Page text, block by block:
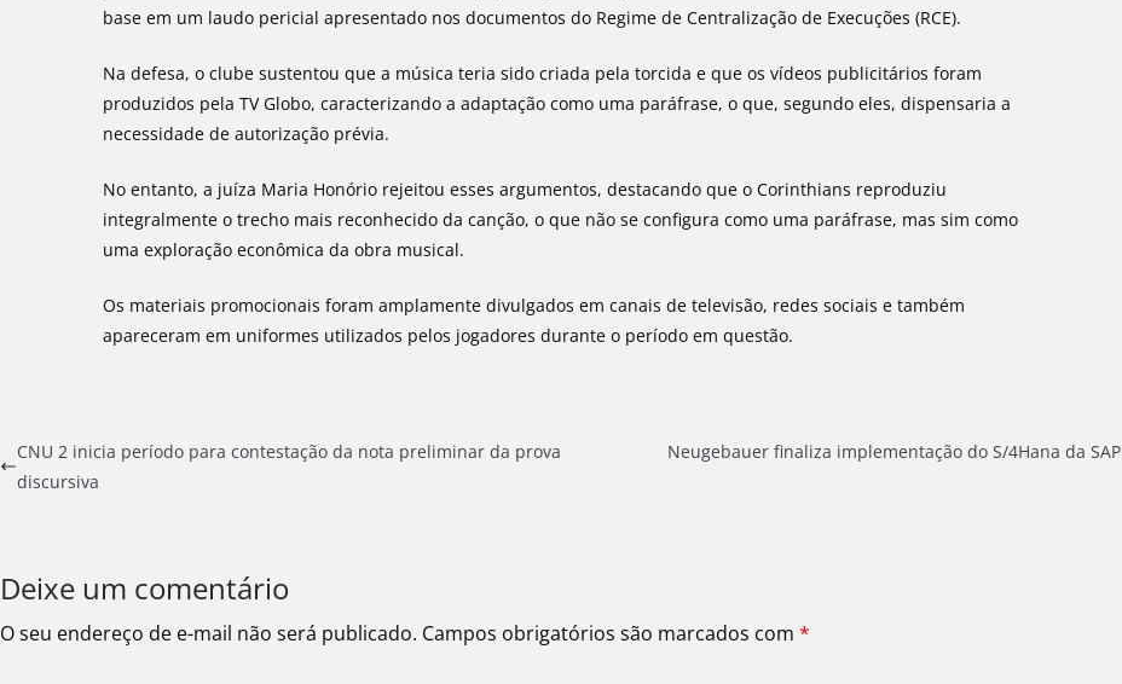
base em um laudo pericial apresentado nos documentos do Regime de Centralização de Execuções (RCE).
Na defesa, o clube sustentou que a música teria sido criada pela torcida e que os vídeos publicitários foram
produzidos pela TV Globo, caracterizando a adaptação como uma paráfrase, o que, segundo eles, dispensaria a
necessidade de autorização prévia.
No entanto, a juíza Maria Honório rejeitou esses argumentos, destacando que o Corinthians reproduziu
integralmente o trecho mais reconhecido da canção, o que não se configura como uma paráfrase, mas sim como
uma exploração econômica da obra musical.
Os materiais promocionais foram amplamente divulgados em canais de televisão, redes sociais e também
apareceram em uniformes utilizados pelos jogadores durante o período em questão.
CNU 2 inicia período para contestação da nota preliminar da prova
discursiva
Neugebauer finaliza implementação do S/4Hana da SAP
Deixe um comentário
O seu endereço de e-mail não será publicado. Campos obrigatórios são marcados com *